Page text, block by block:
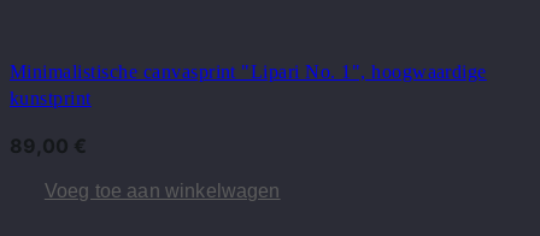
Minimalistische canvasprint "Lipari No. 1", hoogwaardige
kunstprint
89,00 €
Voeg toe aan winkelwagen